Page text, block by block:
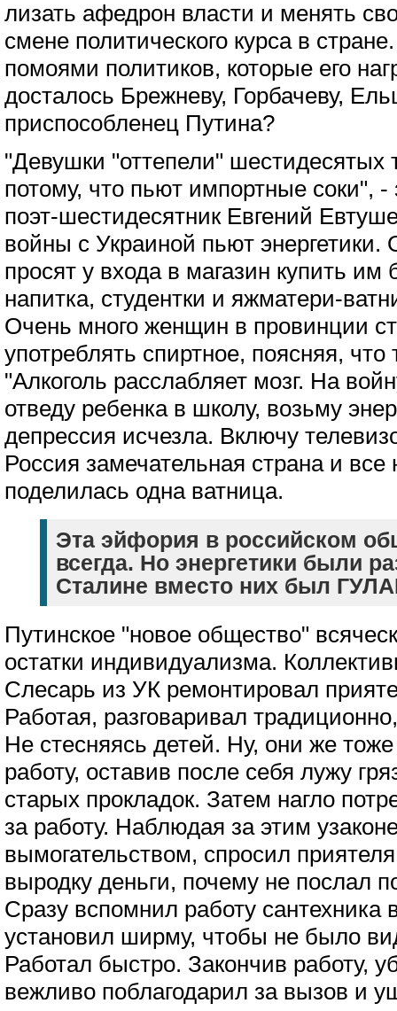
лизать афедрон власти и менять
смене политического курса в
помоями политиков, которые его
досталось Брежневу, Горбачеву,
приспособленец Путина?
"Девушки "оттепели" шестидесятых
потому, что пьют импортные соки", -
поэт-шестидесятник Евгений
войны с Украиной пьют
просят у входа в магазин купить им
напитка, студентки и яжматери-
Очень много женщин в провинции
употреблять спиртное, поясняя,
"Алкоголь расслабляет мозг. На
отведу ребенка в школу, возьму
депрессия исчезла. Включу
Россия замечательная страна и
поделилась одна ватница.
Эта эйфория в российском
всегда. Но энергетики были
Сталине вместо них был
Путинское "новое общество"
остатки индивидуализма.
Слесарь из УК ремонтировал
Работая, разговаривал
Не стесняясь детей. Ну, они же
работу, оставив после себя лужу
старых прокладок. Затем нагло
за работу. Наблюдая за этим
вымогательством, спросил
выродку деньги, почему не послал
Сразу вспомнил работу сантехника
установил ширму, чтобы не было
Работал быстро. Закончив работу,
вежливо поблагодарил за вызов и